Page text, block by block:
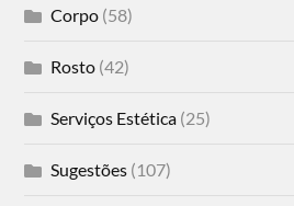
Corpo (58)
Rosto (42)
Serviços Estética (25)
Sugestões (107)